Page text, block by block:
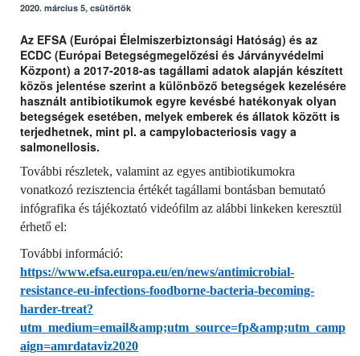
2020. március 5, csütörtök
Az EFSA (Európai Élelmiszerbiztonsági Hatóság) és az
ECDC (Európai Betegségmegelőzési és Járványvédelmi
Központ) a 2017-2018-as tagállami adatok alapján készített
közös jelentése szerint a különböző betegségek kezelésére
használt antibiotikumok egyre kevésbé hatékonyak olyan
betegségek esetében, melyek emberek és állatok között is
terjedhetnek, mint pl. a campylobacteriosis vagy a
salmonellosis.
További részletek, valamint az egyes antibiotikumokra
vonatkozó rezisztencia értékét tagállami bontásban bemutató
infógrafika és tájékoztató videófilm az alábbi linkeken keresztül
érhető el:
További információ:
https://www.efsa.europa.eu/en/news/antimicrobial-
resistance-eu-infections-foodborne-bacteria-becoming-
harder-treat?
utm_medium=email&amp;utm_source=fp&amp;utm_camp
aign=amrdataviz2020